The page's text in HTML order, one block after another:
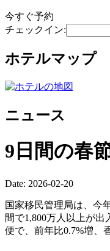
今すぐ予約
チェックイン:
ホテルマップ
ニュース
9日間の春
Date: 2026-02-20
国家移民管理局は、今
間で1,800万人以上が
便で、前年比0.7%増、